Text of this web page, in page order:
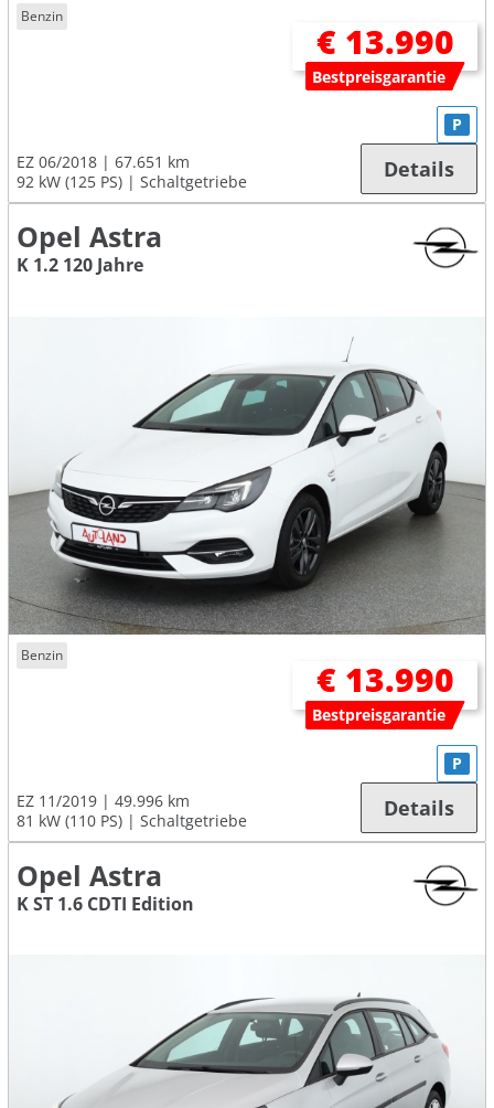
Benzin
€ 13.990
Bestpreisgarantie
EZ 06/2018
67.651 km
92 kW (125 PS)
Schaltgetriebe
P
Details
Opel Astra
K 1.2 120 Jahre
Benzin
€ 13.990
Bestpreisgarantie
EZ 11/2019
49.996 km
81 kW (110 PS)
Schaltgetriebe
P
Details
Opel Astra
K ST 1.6 CDTI Edition